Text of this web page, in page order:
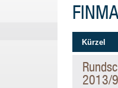
Kürzel
2013/9